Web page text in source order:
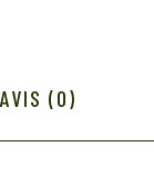
AVIS (0)